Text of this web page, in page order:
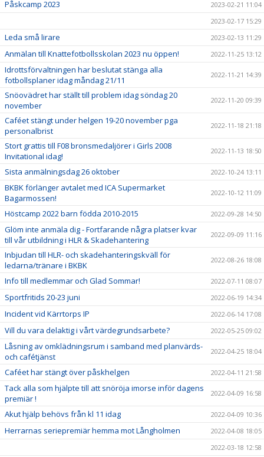
Påskcamp 2023
2023-02-21 11:04
2023-02-17 15:29
Leda små lirare 2023-02-13 11:29
Anmälan till Knattefotbollsskolan 2023 nu öppen! 2022-11-25 13:12
Idrottsförvaltningen har beslutat stänga alla
fotbollsplaner idag måndag 21/11
2022-11-21 14:39
Snöovädret har ställt till problem idag söndag 20
november
2022-11-20 09:39
Caféet stängt under helgen 19-20 november pga
personalbrist
2022-11-18 21:18
Stort grattis till F08 bronsmedaljörer i Girls 2008
Invitational idag!
2022-11-13 18:50
Sista anmälningsdag 26 oktober 2022-10-24 13:11
BKBK förlänger avtalet med ICA Supermarket
Bagarmossen!
2022-10-12 11:09
Höstcamp 2022 barn födda 2010-2015 2022-09-28 14:50
Glöm inte anmäla dig - Fortfarande några platser kvar
till vår utbildning i HLR & Skadehantering
2022-09-09 11:16
Inbjudan till HLR- och skadehanteringskväll för
ledarna/tränare i BKBK
2022-08-26 18:08
Info till medlemmar och Glad Sommar! 2022-07-11 08:07
Sportfritids 20-23 juni 2022-06-19 14:34
Incident vid Kärrtorps IP 2022-06-14 17:08
Vill du vara delaktig i vårt värdegrundsarbete? 2022-05-25 09:02
Låsning av omklädningsrum i samband med planvärds-
och cafétjänst
2022-04-25 18:04
Caféet har stängt över påskhelgen 2022-04-11 21:58
Tack alla som hjälpte till att snöröja imorse inför dagens
premiär !
2022-04-09 16:58
Akut hjälp behövs från kl 11 idag 2022-04-09 10:36
Herrarnas seriepremiär hemma mot Långholmen
2022-04-08 18:05
2022-03-18 12:58